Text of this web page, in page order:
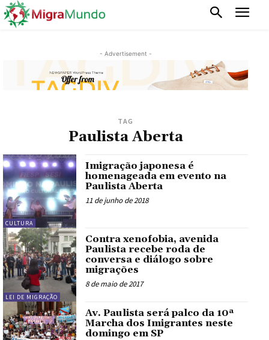
- Advertisement -
TAG
Paulista Aberta
CULTURA
Imigração japonesa é
homenageada em evento na
Paulista Aberta
11 de junho de 2018
LEI DE MIGRAÇÃO
Contra xenofobia, avenida
Paulista recebe roda de
conversa e diálogo sobre
migrações
8 de maio de 2017
Av. Paulista será palco da 10ª
Marcha dos Imigrantes neste
domingo em SP